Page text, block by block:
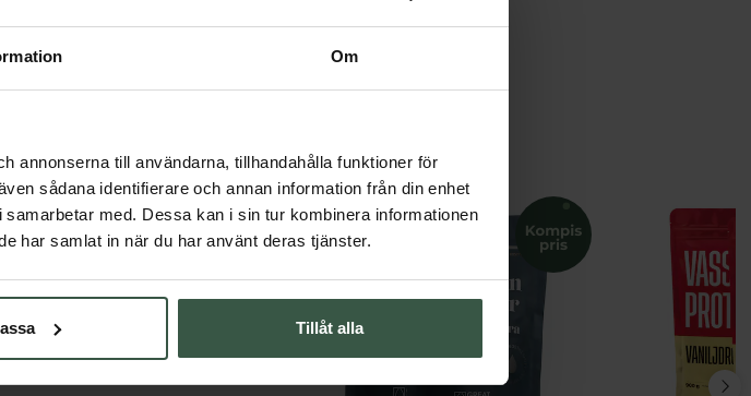
Om
annonserna till användarna, tillhandahålla funktioner för
sådana identifierare och annan information från din enhet
med. Dessa kan i sin tur kombinera informationen
har samlat in när du har använt deras tjänster.
Tillåt alla